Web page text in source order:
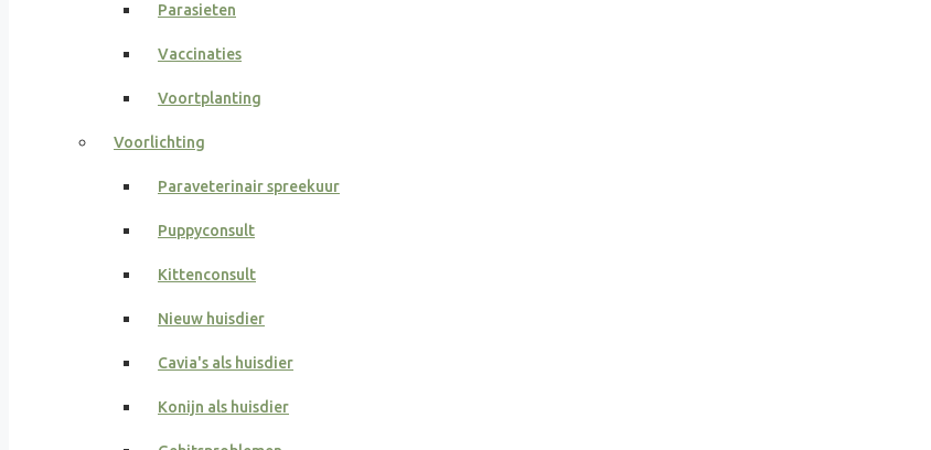
Parasieten
Vaccinaties
Voortplanting
Voorlichting
Paraveterinair spreekuur
Puppyconsult
Kittenconsult
Nieuw huisdier
Cavia's als huisdier
Konijn als huisdier